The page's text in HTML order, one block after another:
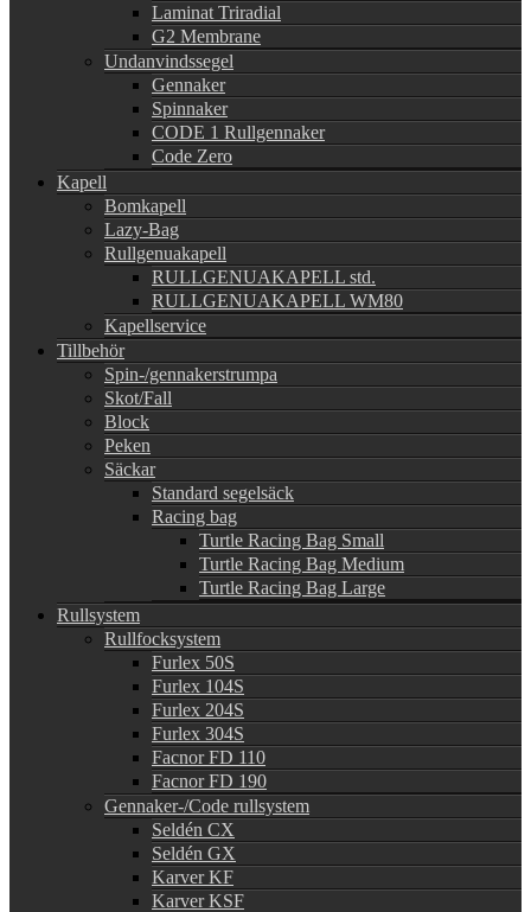
Laminat Triradial
G2 Membrane
Undanvindssegel
Gennaker
Spinnaker
CODE 1 Rullgennaker
Code Zero
Kapell
Bomkapell
Lazy-Bag
Rullgenuakapell
RULLGENUAKAPELL std.
RULLGENUAKAPELL WM80
Kapellservice
Tillbehör
Spin-/gennakerstrumpa
Skot/Fall
Block
Peken
Säckar
Standard segelsäck
Racing bag
Turtle Racing Bag Small
Turtle Racing Bag Medium
Turtle Racing Bag Large
Rullsystem
Rullfocksystem
Furlex 50S
Furlex 104S
Furlex 204S
Furlex 304S
Facnor FD 110
Facnor FD 190
Gennaker-/Code rullsystem
Seldén CX
Seldén GX
Karver KF
Karver KSF